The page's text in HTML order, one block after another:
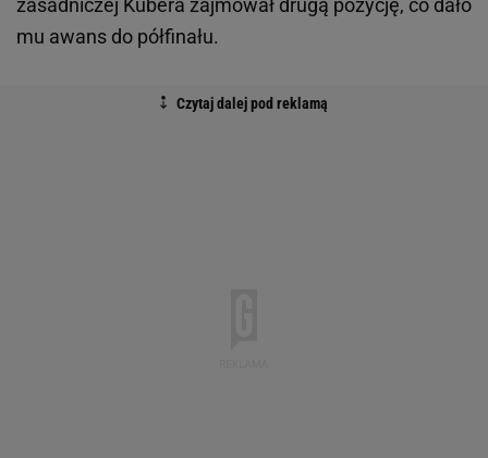
zasadniczej Kubera zajmował drugą pozycję, co dało
mu awans do półfinału.